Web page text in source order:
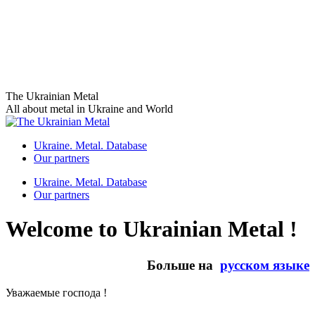
Skip
to
content
The Ukrainian Metal
All about metal in Ukraine and World
Ukraine. Metal. Database
Our partners
Ukraine. Metal. Database
Our partners
Welcome to Ukrainian Metal !
Больше на русском языке
Уважаемые господа !